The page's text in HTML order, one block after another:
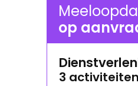
op
3 activiteiten